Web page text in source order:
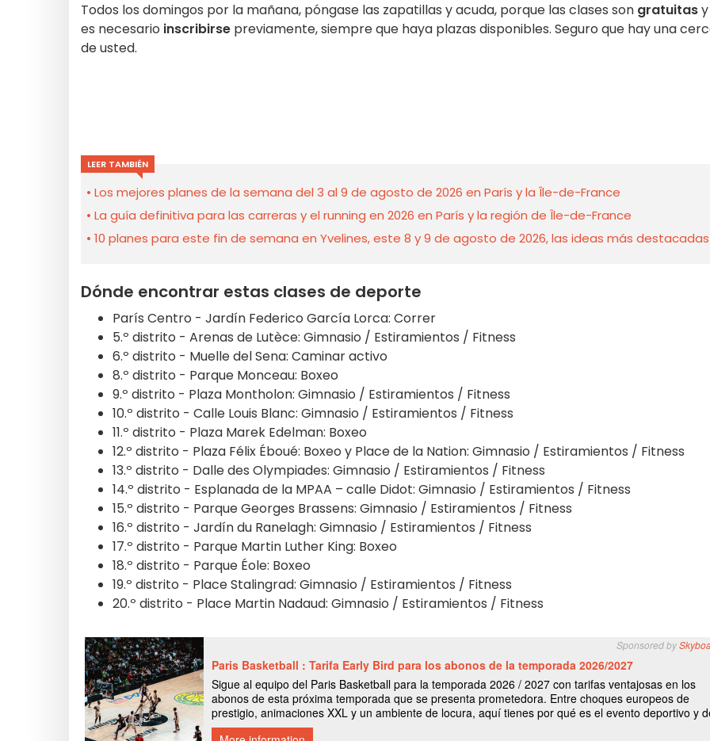
Todos los domingos por la mañana, póngase las zapatillas y acuda, porque las clases son gratuitas
es necesario inscribirse previamente, siempre que haya plazas disponibles. Seguro que hay una
de usted.
LEER TAMBIÉN
Los mejores planes de la semana del 3 al 9 de agosto de 2026 en París y la Île-de-France
La guía definitiva para las carreras y el running en 2026 en París y la región de Île-de-France
10 planes para este fin de semana en Yvelines, este 8 y 9 de agosto de 2026, las ideas más destacadas
Dónde encontrar estas clases de deporte
París Centro - Jardín Federico García Lorca: Correr
5.º distrito - Arenas de Lutèce: Gimnasio / Estiramientos / Fitness
6.º distrito - Muelle del Sena: Caminar activo
8.º distrito - Parque Monceau: Boxeo
9.º distrito - Plaza Montholon: Gimnasio / Estiramientos / Fitness
10.º distrito - Calle Louis Blanc: Gimnasio / Estiramientos / Fitness
11.º distrito - Plaza Marek Edelman: Boxeo
12.º distrito - Plaza Félix Éboué: Boxeo y Place de la Nation: Gimnasio / Estiramientos / Fitness
13.º distrito - Dalle des Olympiades: Gimnasio / Estiramientos / Fitness
14.º distrito - Esplanada de la MPAA – calle Didot: Gimnasio / Estiramientos / Fitness
15.º distrito - Parque Georges Brassens: Gimnasio / Estiramientos / Fitness
16.º distrito - Jardín du Ranelagh: Gimnasio / Estiramientos / Fitness
17.º distrito - Parque Martin Luther King: Boxeo
18.º distrito - Parque Éole: Boxeo
19.º distrito - Place Stalingrad: Gimnasio / Estiramientos / Fitness
20.º distrito - Place Martin Nadaud: Gimnasio / Estiramientos / Fitness